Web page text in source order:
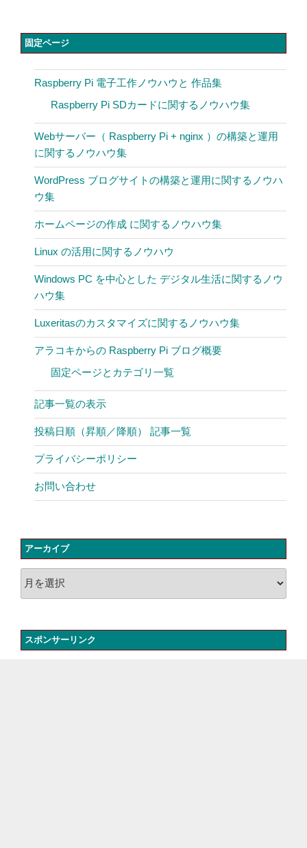
固定ページ
Raspberry Pi 電子工作ノウハウと 作品集
Raspberry Pi SDカードに関するノウハウ集
Webサーバー（ Raspberry Pi + nginx ）の構築と運用
に関するノウハウ集
WordPress ブログサイトの構築と運用に関するノウハ
ウ集
ホームページの作成 に関するノウハウ集
Linux の活用に関するノウハウ
Windows PC を中心とした デジタル生活に関するノウ
ハウ集
Luxeritasのカスタマイズに関するノウハウ集
アラコキからの Raspberry Pi ブログ概要
固定ページとカテゴリ一覧
記事一覧の表示
投稿日順（昇順／降順） 記事一覧
プライバシーポリシー
お問い合わせ
アーカイブ
ー
ブ
スポンサーリンク